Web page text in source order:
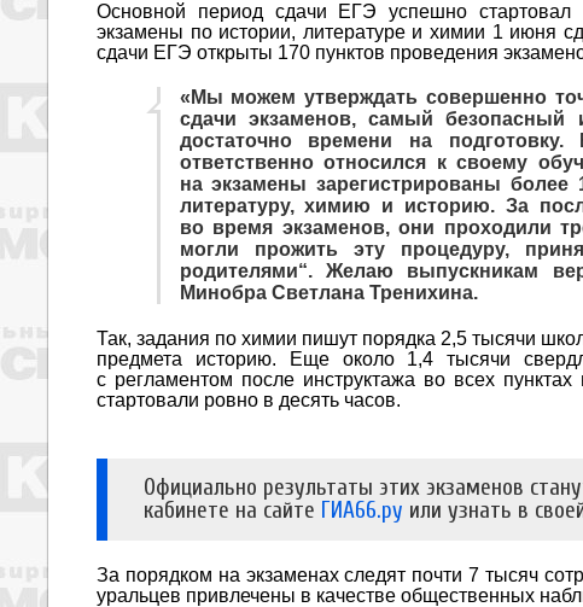
Основной период сдачи ЕГЭ успешно стартовал
экзамены по истории, литературе и химии 1 июня
сдачи ЕГЭ открыты 170 пунктов проведения
«Мы можем утверждать совершенно
сдачи экзаменов, самый
достаточно времени на
ответственно относился к своему
на экзамены зарегистрированы более
литературу, химию и историю. За
во время экзаменов, они проходили
могли прожить эту процедуру,
родителями“. Желаю выпускникам
Минобра Светлана Тренихина.
Так, задания по химии пишут порядка 2,5 тысячи
предмета историю. Еще около 1,4 тысячи
с регламентом после инструктажа во всех
стартовали ровно в десять часов.
Официально результаты этих экзаменов
кабинете на сайте ГИА66.ру или узнать в
За порядком на экзаменах следят почти 7 тысяч
уральцев привлечены в качестве общественных